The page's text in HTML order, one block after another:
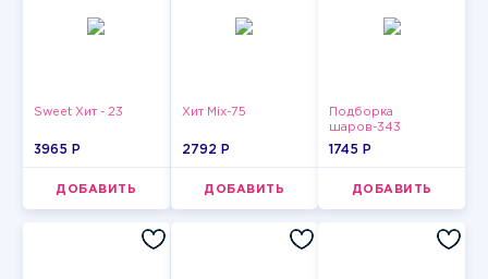
Sweet Хит - 23
3965 P
ДОБАВИТЬ
Хит Mix-75
2792 P
ДОБАВИТЬ
Подборка
шаров-343
1745 P
ДОБАВИТЬ